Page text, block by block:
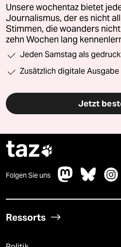
Unsere wochentaz bietet
Journalismus, der es nicht
Stimmen, die woanders
zehn Wochen lang
Jeden Samstag als
Zusätzlich digitale
Jetzt
taz
Folgen Sie uns
Ressorts